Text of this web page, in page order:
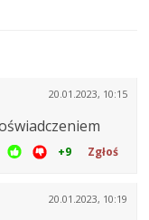
20.01.2023, 10:15
+9 Zgłoś
20.01.2023, 10:19